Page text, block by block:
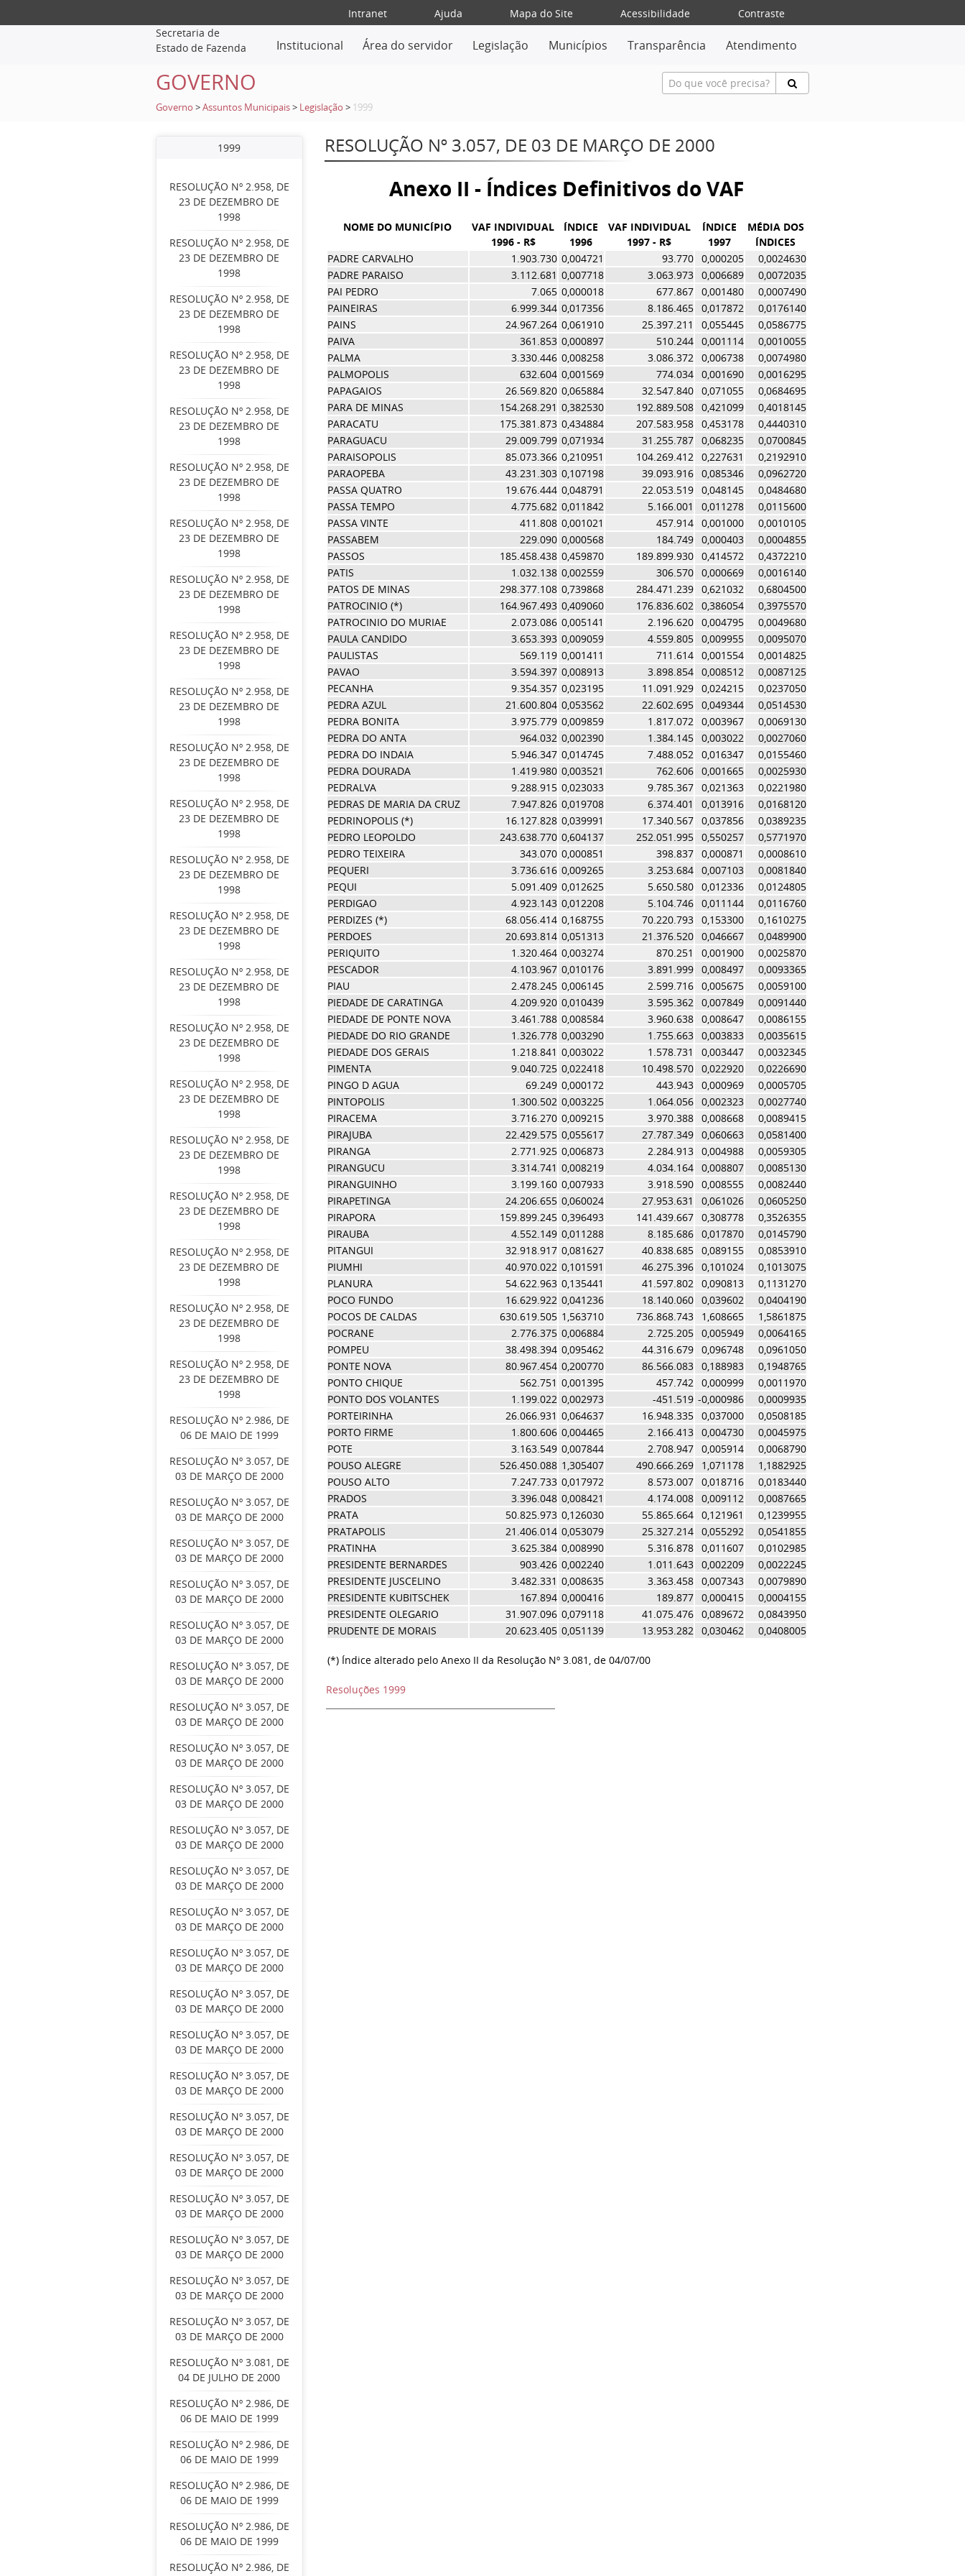
Intranet Ajuda Mapa do Site Acessibilidade
Contraste
Secretaria de
Estado de Fazenda
Institucional Área do servidor Legislação Municípios Transparência Atendimento
GOVERNO
Governo >Assuntos Municipais > Legislação > 1999
1999
RESOLUÇÃO Nº 2.958, DE
23 DE DEZEMBRO DE
1998
RESOLUÇÃO Nº 2.958, DE
23 DE DEZEMBRO DE
1998
RESOLUÇÃO Nº 2.958, DE
23 DE DEZEMBRO DE
1998
RESOLUÇÃO Nº 2.958, DE
23 DE DEZEMBRO DE
1998
RESOLUÇÃO Nº 2.958, DE
23 DE DEZEMBRO DE
1998
RESOLUÇÃO Nº 2.958, DE
23 DE DEZEMBRO DE
1998
RESOLUÇÃO Nº 2.958, DE
23 DE DEZEMBRO DE
1998
RESOLUÇÃO Nº 2.958, DE
23 DE DEZEMBRO DE
1998
RESOLUÇÃO Nº 2.958, DE
23 DE DEZEMBRO DE
1998
RESOLUÇÃO Nº 2.958, DE
23 DE DEZEMBRO DE
1998
RESOLUÇÃO Nº 2.958, DE
23 DE DEZEMBRO DE
1998
RESOLUÇÃO Nº 2.958, DE
23 DE DEZEMBRO DE
1998
RESOLUÇÃO Nº 2.958, DE
23 DE DEZEMBRO DE
1998
RESOLUÇÃO Nº 2.958, DE
23 DE DEZEMBRO DE
1998
RESOLUÇÃO Nº 2.958, DE
23 DE DEZEMBRO DE
1998
RESOLUÇÃO Nº 2.958, DE
23 DE DEZEMBRO DE
1998
RESOLUÇÃO Nº 2.958, DE
23 DE DEZEMBRO DE
1998
RESOLUÇÃO Nº 2.958, DE
23 DE DEZEMBRO DE
1998
RESOLUÇÃO Nº 2.958, DE
23 DE DEZEMBRO DE
1998
RESOLUÇÃO Nº 2.958, DE
23 DE DEZEMBRO DE
1998
RESOLUÇÃO Nº 2.958, DE
23 DE DEZEMBRO DE
1998
RESOLUÇÃO Nº 2.958, DE
23 DE DEZEMBRO DE
1998
RESOLUÇÃO Nº 2.986, DE
06 DE MAIO DE 1999
RESOLUÇÃO Nº 3.057, DE
03 DE MARÇO DE 2000
RESOLUÇÃO Nº 3.057, DE
03 DE MARÇO DE 2000
RESOLUÇÃO Nº 3.057, DE
03 DE MARÇO DE 2000
RESOLUÇÃO Nº 3.057, DE
03 DE MARÇO DE 2000
RESOLUÇÃO Nº 3.057, DE
03 DE MARÇO DE 2000
RESOLUÇÃO Nº 3.057, DE
03 DE MARÇO DE 2000
RESOLUÇÃO Nº 3.057, DE
03 DE MARÇO DE 2000
RESOLUÇÃO Nº 3.057, DE
03 DE MARÇO DE 2000
RESOLUÇÃO Nº 3.057, DE
03 DE MARÇO DE 2000
RESOLUÇÃO Nº 3.057, DE
03 DE MARÇO DE 2000
RESOLUÇÃO Nº 3.057, DE
03 DE MARÇO DE 2000
RESOLUÇÃO Nº 3.057, DE
03 DE MARÇO DE 2000
RESOLUÇÃO Nº 3.057, DE
03 DE MARÇO DE 2000
RESOLUÇÃO Nº 3.057, DE
03 DE MARÇO DE 2000
RESOLUÇÃO Nº 3.057, DE
03 DE MARÇO DE 2000
RESOLUÇÃO Nº 3.057, DE
03 DE MARÇO DE 2000
RESOLUÇÃO Nº 3.057, DE
03 DE MARÇO DE 2000
RESOLUÇÃO Nº 3.057, DE
03 DE MARÇO DE 2000
RESOLUÇÃO Nº 3.057, DE
03 DE MARÇO DE 2000
RESOLUÇÃO Nº 3.057, DE
03 DE MARÇO DE 2000
RESOLUÇÃO Nº 3.057, DE
03 DE MARÇO DE 2000
RESOLUÇÃO Nº 3.057, DE
03 DE MARÇO DE 2000
RESOLUÇÃO Nº 3.081, DE
04 DE JULHO DE 2000
RESOLUÇÃO Nº 2.986, DE
06 DE MAIO DE 1999
RESOLUÇÃO Nº 2.986, DE
06 DE MAIO DE 1999
RESOLUÇÃO Nº 2.986, DE
06 DE MAIO DE 1999
RESOLUÇÃO Nº 2.986, DE
06 DE MAIO DE 1999
RESOLUÇÃO Nº 2.986, DE
RESOLUÇÃO Nº 3.057, DE 03 DE MARÇO DE 2000
Anexo II - Índices Definitivos do VAF
NOME DO MUNICÍPIO
VAF INDIVIDUAL
1996 - R$
ÍNDICE
1996
VAF INDIVIDUAL
1997 - R$
ÍNDICE
1997
MÉDIA DOS
ÍNDICES
PADRE CARVALHO
1.903.730 0,004721 93.770 0,000205
0,0024630
PADRE PARAISO
3.112.681 0,007718 3.063.973 0,006689
0,0072035
PAI PEDRO
7.065 0,000018 677.867 0,001480
0,0007490
PAINEIRAS
6.999.344 0,017356 8.186.465 0,017872
0,0176140
PAINS
24.967.264 0,061910 25.397.211 0,055445
0,0586775
PAIVA
361.853 0,000897 510.244 0,001114
0,0010055
PALMA
3.330.446 0,008258 3.086.372 0,006738
0,0074980
PALMOPOLIS
632.604 0,001569 774.034 0,001690
0,0016295
PAPAGAIOS
26.569.820 0,065884 32.547.840 0,071055
0,0684695
PARA DE MINAS
154.268.291 0,382530 192.889.508 0,421099
0,4018145
PARACATU
175.381.873 0,434884 207.583.958 0,453178
0,4440310
PARAGUACU
29.009.799 0,071934 31.255.787 0,068235
0,0700845
PARAISOPOLIS
85.073.366 0,210951 104.269.412 0,227631
0,2192910
PARAOPEBA
43.231.303 0,107198 39.093.916 0,085346
0,0962720
PASSA QUATRO
19.676.444 0,048791 22.053.519 0,048145
0,0484680
PASSA TEMPO
4.775.682 0,011842 5.166.001 0,011278
0,0115600
PASSA VINTE
411.808 0,001021 457.914 0,001000
0,0010105
PASSABEM
229.090 0,000568 184.749 0,000403
0,0004855
PASSOS
185.458.438 0,459870 189.899.930 0,414572
0,4372210
PATIS
1.032.138 0,002559 306.570 0,000669
0,0016140
PATOS DE MINAS
298.377.108 0,739868 284.471.239 0,621032
0,6804500
PATROCINIO (*)
164.967.493 0,409060 176.836.602 0,386054
0,3975570
PATROCINIO DO MURIAE
2.073.086 0,005141 2.196.620 0,004795
0,0049680
PAULA CANDIDO
3.653.393 0,009059 4.559.805 0,009955
0,0095070
PAULISTAS
569.119 0,001411 711.614 0,001554
0,0014825
PAVAO
3.594.397 0,008913 3.898.854 0,008512
0,0087125
PECANHA
9.354.357 0,023195 11.091.929 0,024215
0,0237050
PEDRA AZUL
21.600.804 0,053562 22.602.695 0,049344
0,0514530
PEDRA BONITA
3.975.779 0,009859 1.817.072 0,003967
0,0069130
PEDRA DO ANTA
964.032 0,002390 1.384.145 0,003022
0,0027060
PEDRA DO INDAIA
5.946.347 0,014745 7.488.052 0,016347
0,0155460
PEDRA DOURADA
1.419.980 0,003521 762.606 0,001665
0,0025930
PEDRALVA
9.288.915 0,023033 9.785.367 0,021363
0,0221980
PEDRAS DE MARIA DA CRUZ
7.947.826 0,019708 6.374.401 0,013916
0,0168120
PEDRINOPOLIS (*)
16.127.828 0,039991 17.340.567 0,037856
0,0389235
PEDRO LEOPOLDO
243.638.770 0,604137 252.051.995 0,550257
0,5771970
PEDRO TEIXEIRA
343.070 0,000851 398.837 0,000871
0,0008610
PEQUERI
3.736.616 0,009265 3.253.684 0,007103
0,0081840
PEQUI
5.091.409 0,012625 5.650.580 0,012336
0,0124805
PERDIGAO
4.923.143 0,012208 5.104.746 0,011144
0,0116760
PERDIZES (*)
68.056.414 0,168755 70.220.793 0,153300
0,1610275
PERDOES
20.693.814 0,051313 21.376.520 0,046667
0,0489900
PERIQUITO
1.320.464 0,003274 870.251 0,001900
0,0025870
PESCADOR
4.103.967 0,010176 3.891.999 0,008497
0,0093365
PIAU
2.478.245 0,006145 2.599.716 0,005675
0,0059100
PIEDADE DE CARATINGA
4.209.920 0,010439 3.595.362 0,007849
0,0091440
PIEDADE DE PONTE NOVA
3.461.788 0,008584 3.960.638 0,008647
0,0086155
PIEDADE DO RIO GRANDE
1.326.778 0,003290 1.755.663 0,003833
0,0035615
PIEDADE DOS GERAIS
1.218.841 0,003022 1.578.731 0,003447
0,0032345
PIMENTA
9.040.725 0,022418 10.498.570 0,022920
0,0226690
PINGO D AGUA
69.249 0,000172 443.943 0,000969
0,0005705
PINTOPOLIS
1.300.502 0,003225 1.064.056 0,002323
0,0027740
PIRACEMA
3.716.270 0,009215 3.970.388 0,008668
0,0089415
PIRAJUBA
22.429.575 0,055617 27.787.349 0,060663
0,0581400
PIRANGA
2.771.925 0,006873 2.284.913 0,004988
0,0059305
PIRANGUCU
3.314.741 0,008219 4.034.164 0,008807
0,0085130
PIRANGUINHO
3.199.160 0,007933 3.918.590 0,008555
0,0082440
PIRAPETINGA
24.206.655 0,060024 27.953.631 0,061026
0,0605250
PIRAPORA
159.899.245 0,396493 141.439.667 0,308778
0,3526355
PIRAUBA
4.552.149 0,011288 8.185.686 0,017870
0,0145790
PITANGUI
32.918.917 0,081627 40.838.685 0,089155
0,0853910
PIUMHI
40.970.022 0,101591 46.275.396 0,101024
0,1013075
PLANURA
54.622.963 0,135441 41.597.802 0,090813
0,1131270
POCO FUNDO
16.629.922 0,041236 18.140.060 0,039602
0,0404190
POCOS DE CALDAS
630.619.505 1,563710 736.868.743 1,608665
1,5861875
POCRANE
2.776.375 0,006884 2.725.205 0,005949
0,0064165
POMPEU
38.498.394 0,095462 44.316.679 0,096748
0,0961050
PONTE NOVA
80.967.454 0,200770 86.566.083 0,188983
0,1948765
PONTO CHIQUE
562.751 0,001395 457.742 0,000999
0,0011970
PONTO DOS VOLANTES
1.199.022 0,002973 -451.519 -0,000986
0,0009935
PORTEIRINHA
26.066.931 0,064637 16.948.335 0,037000
0,0508185
PORTO FIRME
1.800.606 0,004465 2.166.413 0,004730
0,0045975
POTE
3.163.549 0,007844 2.708.947 0,005914
0,0068790
POUSO ALEGRE
526.450.088 1,305407 490.666.269 1,071178
1,1882925
POUSO ALTO
7.247.733 0,017972 8.573.007 0,018716
0,0183440
PRADOS
3.396.048 0,008421 4.174.008 0,009112
0,0087665
PRATA
50.825.973 0,126030 55.865.664 0,121961
0,1239955
PRATAPOLIS
21.406.014 0,053079 25.327.214 0,055292
0,0541855
PRATINHA
3.625.384 0,008990 5.316.878 0,011607
0,0102985
PRESIDENTE BERNARDES
903.426 0,002240 1.011.643 0,002209
0,0022245
PRESIDENTE JUSCELINO
3.482.331 0,008635 3.363.458 0,007343
0,0079890
PRESIDENTE KUBITSCHEK
167.894 0,000416 189.877 0,000415
0,0004155
PRESIDENTE OLEGARIO
31.907.096 0,079118 41.075.476 0,089672
0,0843950
PRUDENTE DE MORAIS
20.623.405 0,051139 13.953.282 0,030462 0,0408005
(*) Índice alterado pelo Anexo II da Resolução Nº 3.081, de 04/07/00
Resoluções 1999